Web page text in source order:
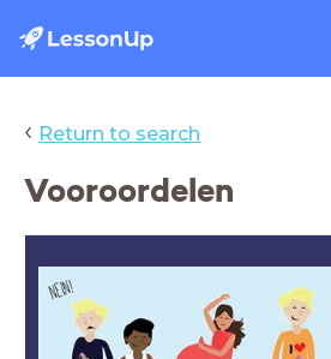
‹ Return to search
Vooroordelen